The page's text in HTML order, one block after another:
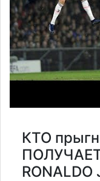
КТО
ПОЛУЧАЕТ
RONALDO